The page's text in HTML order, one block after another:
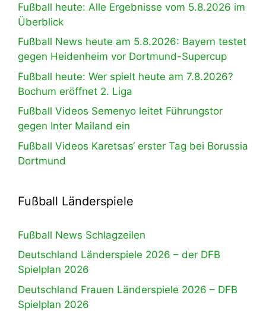
Fußball heute: Alle Ergebnisse vom 5.8.2026 im
Überblick
Fußball News heute am 5.8.2026: Bayern testet
gegen Heidenheim vor Dortmund-Supercup
Fußball heute: Wer spielt heute am 7.8.2026?
Bochum eröffnet 2. Liga
Fußball Videos Semenyo leitet Führungstor
gegen Inter Mailand ein
Fußball Videos Karetsas‘ erster Tag bei Borussia
Dortmund
Fußball Länderspiele
Fußball News Schlagzeilen
Deutschland Länderspiele 2026 – der DFB
Spielplan 2026
Deutschland Frauen Länderspiele 2026 – DFB
Spielplan 2026